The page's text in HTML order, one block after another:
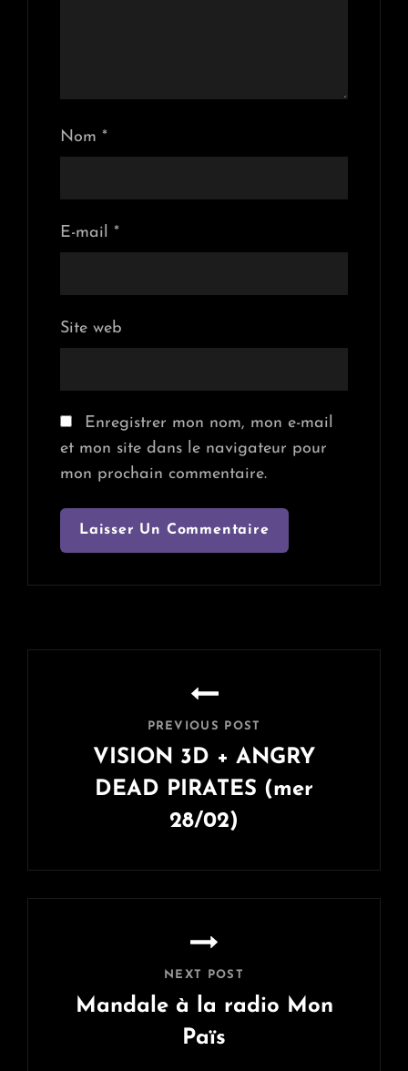
Nom *
E-mail *
Site web
Enregistrer mon nom, mon e-mail
et mon site dans le navigateur pour
mon prochain commentaire.
PREVIOUS POST
VISION 3D + ANGRY
DEAD PIRATES (mer
28/02)
Post
NEXT POST
Mandale à la radio Mon
Païs